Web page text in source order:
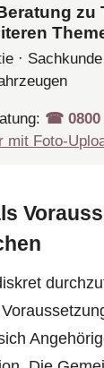
zu
·
☎︎ 0800
mit Foto-